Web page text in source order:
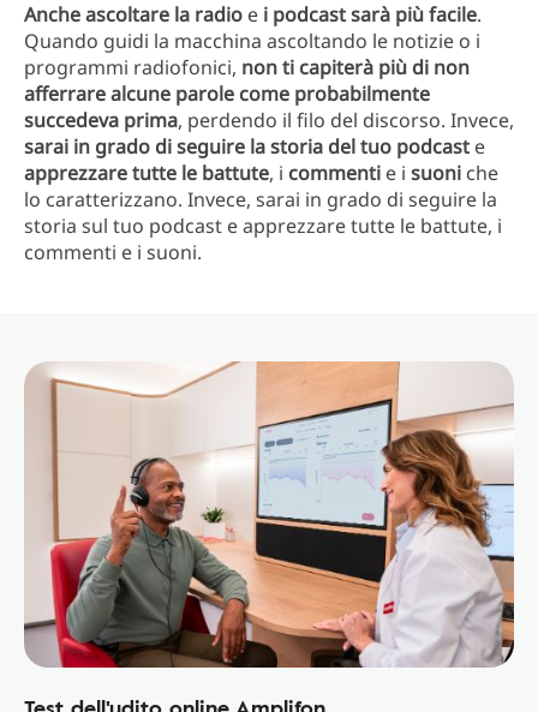
Anche ascoltare la radio e i podcast sarà più facile.
Quando guidi la macchina ascoltando le notizie o i
programmi radiofonici, non ti capiterà più di non
afferrare alcune parole come probabilmente
succedeva prima, perdendo il filo del discorso. Invece,
sarai in grado di seguire la storia del tuo podcast e
apprezzare tutte le battute, i commenti e i suoni che
lo caratterizzano. Invece, sarai in grado di seguire la
storia sul tuo podcast e apprezzare tutte le battute, i
commenti e i suoni.